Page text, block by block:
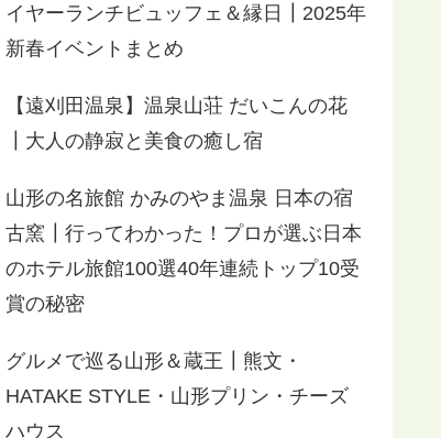
イヤーランチビュッフェ＆縁日┃2025年
新春イベントまとめ
【遠刈田温泉】温泉山荘 だいこんの花
┃大人の静寂と美食の癒し宿
山形の名旅館 かみのやま温泉 日本の宿
古窯┃行ってわかった！プロが選ぶ日本
のホテル旅館100選40年連続トップ10受
賞の秘密
グルメで巡る山形＆蔵王┃熊文・
HATAKE STYLE・山形プリン・チーズ
ハウス